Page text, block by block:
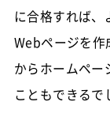
に合格すれば
Webページを作
からホームペー
こともできるで